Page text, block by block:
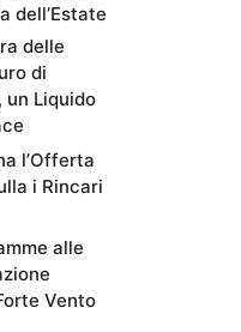
dell’Estate
delle
di
un Liquido
l’Offerta
i Rincari
alle
Vento